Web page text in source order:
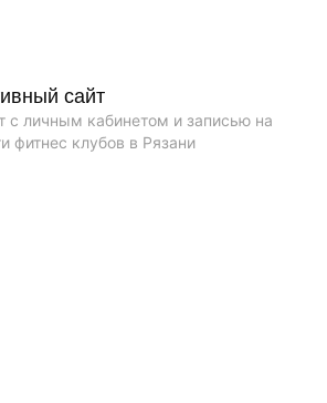
сайт
с личным кабинетом и записью на
фитнес клубов в Рязани